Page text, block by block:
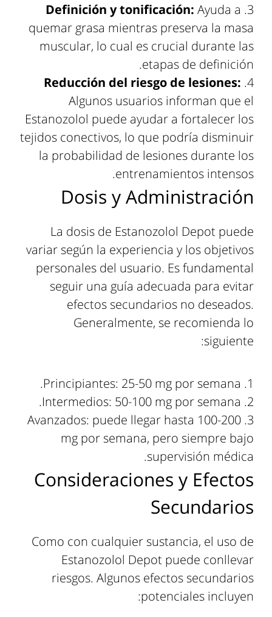
Definición y tonificación: Ayuda a
quemar grasa mientras preserva la masa
muscular, lo cual es crucial durante las
etapas de definición.
Reducción del riesgo de lesiones:
Algunos usuarios informan que el
Estanozolol puede ayudar a fortalecer los
tejidos conectivos, lo que podría disminuir
la probabilidad de lesiones durante los
entrenamientos intensos.
Dosis y Administración
La dosis de Estanozolol Depot puede
variar según la experiencia y los objetivos
personales del usuario. Es fundamental
seguir una guía adecuada para evitar
efectos secundarios no deseados.
Generalmente, se recomienda lo
siguiente:
Principiantes: 25-50 mg por semana.
Intermedios: 50-100 mg por semana.
Avanzados: puede llegar hasta 100-200
mg por semana, pero siempre bajo
supervisión médica.
Consideraciones y Efectos
Secundarios
Como con cualquier sustancia, el uso de
Estanozolol Depot puede conllevar
riesgos. Algunos efectos secundarios
potenciales incluyen: